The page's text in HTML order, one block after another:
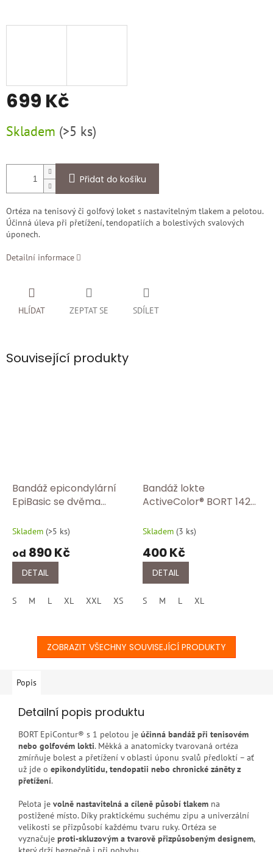
699 Kč
cena:
Skladem (>5 ks)
Přidat do košíku
Ortéza na tenisový či golfový loket s nastavitelným tlakem a pelotou.
Účinná úleva při přetížení, tendopatiích a bolestivých svalových
úponech.
Detailní informace
ZEPTAT SE
HLÍDAT SDÍLET
Související produkty
Bandáž epicondylární
EpiBasic se dvěma
Skladem (>5 ks)
od 890 Kč
DETAIL
S M L XL XXL XS
Bandáž lokte
ActiveColor® BORT 1420
Skladem (3 ks)
400 Kč
DETAIL
S M L XL
ZOBRAZIT VŠECHNY SOUVISEJÍCÍ PRODUKTY
Popis
Detailní popis produktu
BORT EpiContur® s 1 pelotou je účinná bandáž při tenisovém
nebo golfovém lokti. Měkká a anatomicky tvarovaná ortéza
zmírňuje bolest a přetížení v oblasti úponu svalů předloktí – ať
už jde o epikondylitidu, tendopatii nebo chronické záněty z
přetížení.
Pelota je volně nastavitelná a cíleně působí tlakem na
postižené místo. Díky praktickému suchému zipu a univerzální
velikosti se přizpůsobí každému tvaru ruky. Ortéza se
vyznačuje proti-skluzovým a tvarově přizpůsobeným designem,